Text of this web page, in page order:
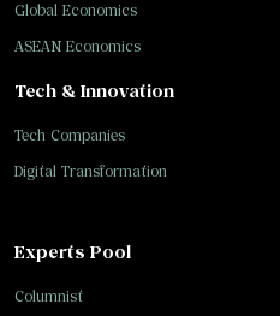
Tech & Innovation
Tech Companies
Digital Transformation
Global Economics
ASEAN Economics
Experts Pool
Columnist